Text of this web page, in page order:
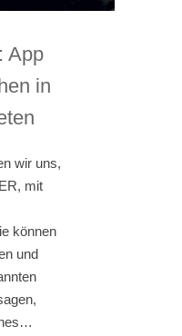
App
in
wir uns,
mit
können
und